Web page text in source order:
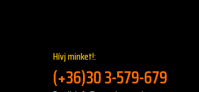
Hívj minket!:
(+36)30 3-579-679